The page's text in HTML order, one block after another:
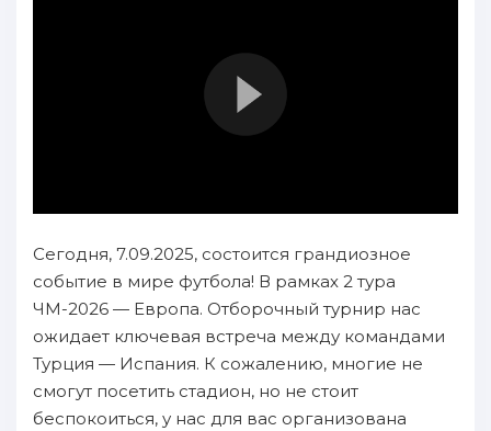
Сегодня, 7.09.2025, состоится грандиозное
событие в мире футбола! В рамках 2 тура
ЧМ-2026 — Европа. Отборочный турнир нас
ожидает ключевая встреча между командами
Турция — Испания. К сожалению, многие не
смогут посетить стадион, но не стоит
беспокоиться, у нас для вас организована